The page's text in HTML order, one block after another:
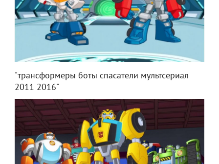
"трансформеры боты спасатели мультсериал
2011 2016"